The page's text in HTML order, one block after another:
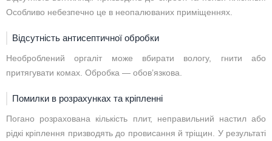
Особливо небезпечно це в неопалюваних приміщеннях.
Відсутність антисептичної обробки
Необроблений оргаліт може вбирати вологу, гнити або
притягувати комах. Обробка — обов’язкова.
Помилки в розрахунках та кріпленні
Погано розрахована кількість плит, неправильний настил або
рідкі кріплення призводять до провисання й тріщин. У результаті